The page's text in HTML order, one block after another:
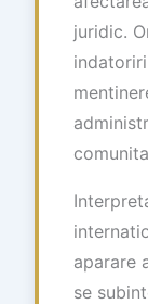
juridic.
aparare
se